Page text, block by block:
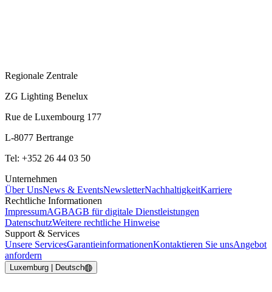
Regionale Zentrale
ZG Lighting Benelux
Rue de Luxembourg 177
L-8077 Bertrange
Tel: +352 26 44 03 50
Unternehmen
Über UnsNews & EventsNewsletterNachhaltigkeitKarriere
Rechtliche Informationen
ImpressumAGBAGB für digitale Dienstleistungen
DatenschutzWeitere rechtliche Hinweise
Support & Services
Unsere ServicesGarantieinformationenKontaktieren Sie unsAngebot
anfordern
Luxemburg | Deutsch